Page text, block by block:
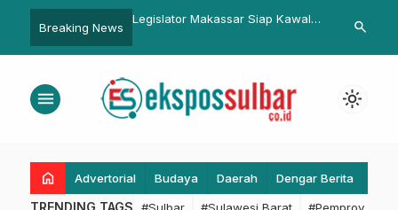
Breaking News
untuk Aksi
Penurunan Stunting
Legislator Makassar Siap Kawal
Lanjutkan
Plh Sekprov
search
menu light_mode
home Advertorial Budaya Daerah Dengar Berita
TRENDING TAGS